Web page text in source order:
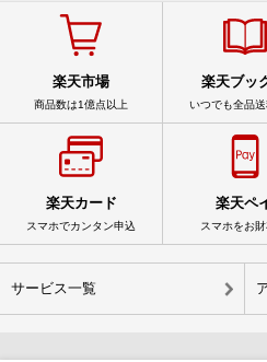
楽天市場
商品数は1億点以上
楽天ブッ
いつでも全品
楽天カード
スマホでカンタン申込
楽天ペ
スマホをお
サービス一覧